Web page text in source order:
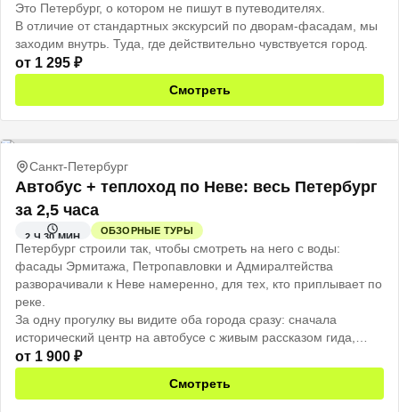
Это Петербург, о котором не пишут в путеводителях.
В отличие от стандартных экскурсий по дворам-фасадам, мы
заходим внутрь. Туда, где действительно чувствуется город.
от 1 295 ₽
Смотреть
Санкт-Петербург
Автобус + теплоход по Неве: весь Петербург
за 2,5 часа
2 Ч 30 МИН
ОБЗОРНЫЕ ТУРЫ
Петербург строили так, чтобы смотреть на него с воды:
фасады Эрмитажа, Петропавловки и Адмиралтейства
разворачивали к Неве намеренно, для тех, кто приплывает по
реке.
За одну прогулку вы видите оба города сразу: сначала
исторический центр на автобусе с живым рассказом гида,
потом открытая палуба теплохода, и тот же город смотрит на
вас уже совсем иначе.
от 1 900 ₽
Смотреть